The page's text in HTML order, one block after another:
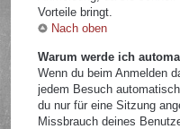
Vorteile bringt.
Nach oben
Warum werde ich
Wenn du beim Anmelden
jedem Besuch
du nur für eine Sitzung
Missbrauch deines